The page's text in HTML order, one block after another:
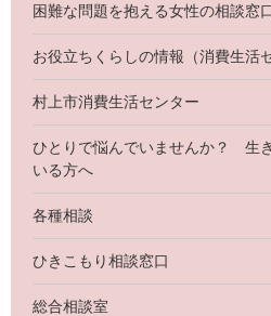
困難な問題を抱える女性の相談窓
お役立ちくらしの情報（消費生活
村上市消費生活センター
ひとりで悩んでいませんか？ 生
いる方へ
各種相談
ひきこもり相談窓口
総合相談室